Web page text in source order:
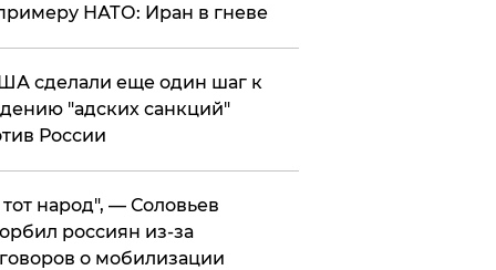
НАТО: Иран в гневе
сделали еще один шаг к
"адских санкций"
России
народ", — Соловьев
россиян из-за
о мобилизации